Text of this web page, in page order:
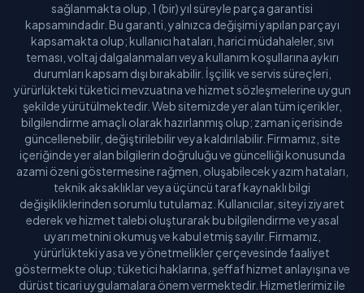
sağlanmakta olup, 1 (bir) yıl süreyle parça garantisi
kapsamındadır. Bu garanti, yalnızca değişimi yapılan parçayı
kapsamakta olup; kullanıcı hataları, harici müdahaleler, sıvı
teması, voltaj dalgalanmaları veya kullanım koşullarına aykırı
durumları kapsam dışı bırakabilir. İşçilik ve servis süreçleri,
yürürlükteki tüketici mevzuatına ve hizmet sözleşmelerine uygun
şekilde yürütülmektedir. Web sitemizde yer alan tüm içerikler,
bilgilendirme amaçlı olarak hazırlanmış olup; zaman içerisinde
güncellenebilir, değiştirilebilir veya kaldırılabilir. Firmamız, site
içeriğinde yer alan bilgilerin doğruluğu ve güncelliği konusunda
azami özeni göstermesine rağmen, oluşabilecek yazım hataları,
teknik aksaklıklar veya üçüncü taraf kaynaklı bilgi
değişikliklerinden sorumlu tutulamaz. Kullanıcılar, siteyi ziyaret
ederek ve hizmet talebi oluşturarak bu bilgilendirme ve yasal
uyarı metnini okumuş ve kabul etmiş sayılır. Firmamız,
yürürlükteki yasa ve yönetmelikler çerçevesinde faaliyet
göstermekte olup; tüketici haklarına, şeffaf hizmet anlayışına ve
dürüst ticari uygulamalara önem vermektedir. Hizmetlerimiz ile